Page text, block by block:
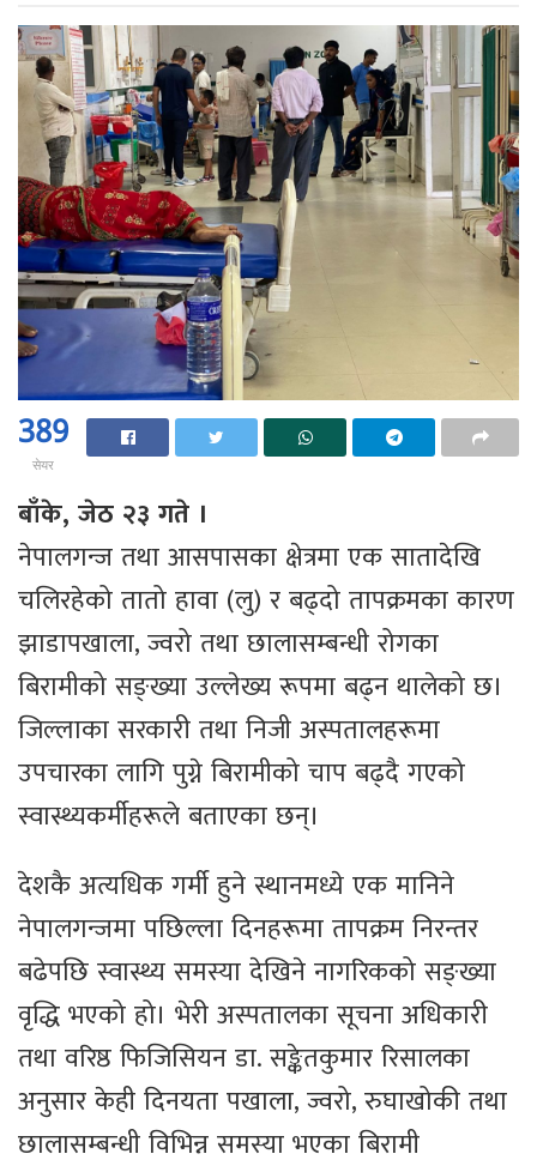
389
सेयर
बाँके, जेठ २३ गते ।
नेपालगन्ज तथा आसपासका क्षेत्रमा एक सातादेखि
चलिरहेको तातो हावा (लु) र बढ्दो तापक्रमका कारण
झाडापखाला, ज्वरो तथा छालासम्बन्धी रोगका
बिरामीको सङ्ख्या उल्लेख्य रूपमा बढ्न थालेको छ।
जिल्लाका सरकारी तथा निजी अस्पतालहरूमा
उपचारका लागि पुग्ने बिरामीको चाप बढ्दै गएको
स्वास्थ्यकर्मीहरूले बताएका छन्।
देशकै अत्यधिक गर्मी हुने स्थानमध्ये एक मानिने
नेपालगन्जमा पछिल्ला दिनहरूमा तापक्रम निरन्तर
बढेपछि स्वास्थ्य समस्या देखिने नागरिकको सङ्ख्या
वृद्धि भएको हो। भेरी अस्पतालका सूचना अधिकारी
तथा वरिष्ठ फिजिसियन डा. सङ्केतकुमार रिसालका
अनुसार केही दिनयता पखाला, ज्वरो, रुघाखोकी तथा
छालासम्बन्धी विभिन्न समस्या भएका बिरामी